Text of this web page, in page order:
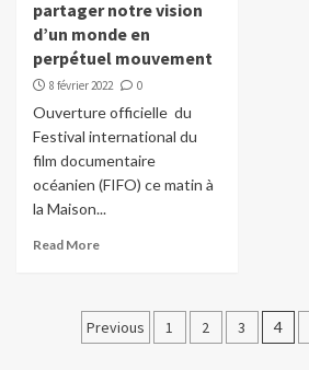
partager notre vision
d’un monde en
perpétuel mouvement
8 février 2022 0
Ouverture officielle du
Festival international du
film documentaire
océanien (FIFO) ce matin à
la Maison...
Read More
Pagination
Previous 1 2 3 4